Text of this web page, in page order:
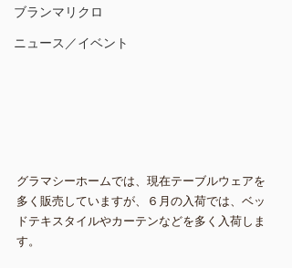
ブランマリクロ
ニュース／イベント
グラマシーホームでは、現在テーブルウェアを
多く販売していますが、６月の入荷では、ベッ
ドテキスタイルやカーテンなどを多く入荷しま
す。